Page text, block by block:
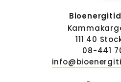
111 40
08-441